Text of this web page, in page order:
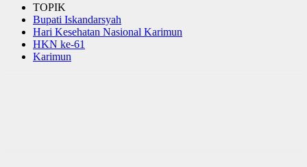
TOPIK
Bupati Iskandarsyah
Hari Kesehatan Nasional Karimun
HKN ke-61
Karimun